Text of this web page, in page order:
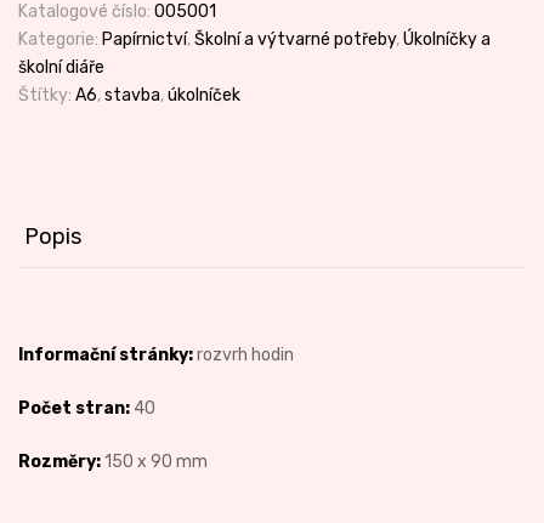
Katalogové číslo: 005001
Kategorie: Papírnictví,Školní a výtvarné potřeby,Úkolníčky a
školní diáře
Štítky: A6,stavba,úkolníček
Popis
Informační stránky:rozvrh hodin
Počet stran: 40
Rozměry:150 x 90 mm